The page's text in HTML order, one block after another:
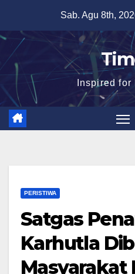
content
Sab. Agu 8th,
Inspired
PERISTIWA
Satgas
Karhutla
Masyarakat